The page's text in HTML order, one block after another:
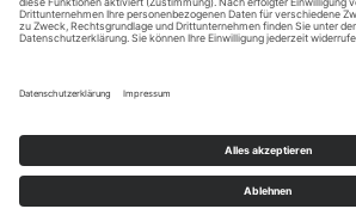
Der Gay in May e.V. bietet
für ihre Inhalte tragen die
Datenschutz|